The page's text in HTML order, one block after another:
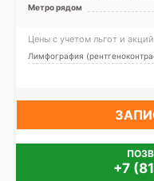
Метро рядом
Цены с учетом льгот и
Лимфография
+7